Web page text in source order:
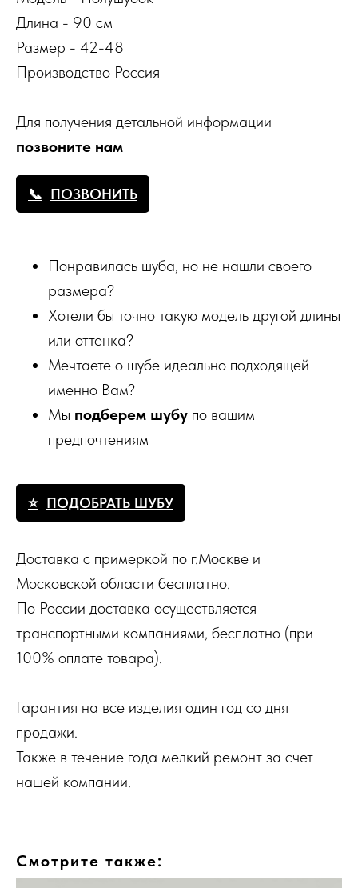
Длина - 90 см
Размер - 42-48
Производство Россия
Для получения детальной информации
позвоните нам
ПОЗВОНИТЬ
Понравилась шуба, но не нашли своего
размера?
Хотели бы точно такую модель другой длины
или оттенка?
Мечтаете о шубе идеально подходящей
именно Вам?
Мы подберем шубу по вашим
предпочтениям
ПОДОБРАТЬ ШУБУ
Доставка с примеркой по г.Москве и
Московской области бесплатно.
По России доставка осуществляется
транспортными компаниями, бесплатно (при
100% оплате товара).
Гарантия на все изделия один год со дня
продажи.
Также в течение года мелкий ремонт за счет
нашей компании.
Смотрите также: